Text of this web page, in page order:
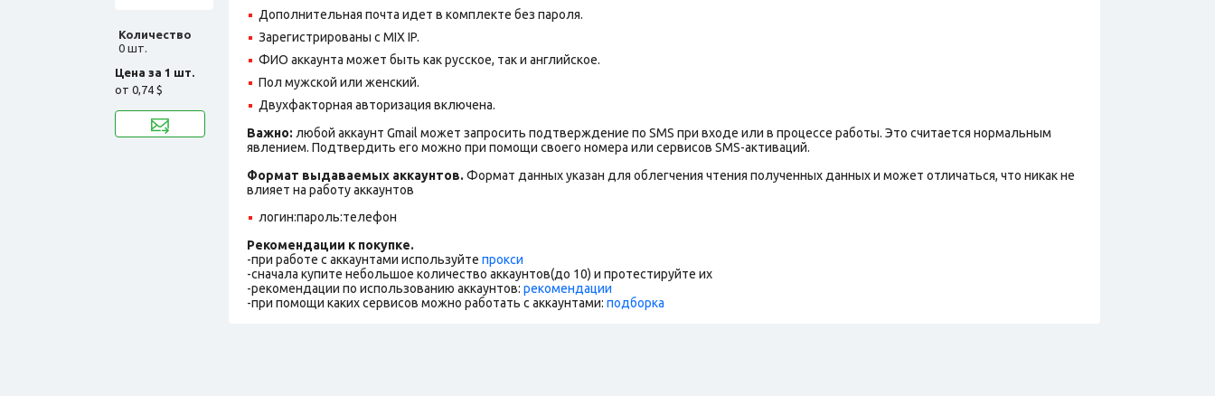
Количество
0 шт.
Цена за 1 шт.
от 0,74 $
Дополнительная почта идет в комплекте без пароля.
Зарегистрированы с MIX IP.
ФИО аккаунта может быть как русское, так и английское.
Пол мужской или женский.
Двухфакторная авторизация включена.
Важно: любой аккаунт Gmail может запросить подтверждение по SMS при входе или в процессе работы. Это считается нормальным
явлением. Подтвердить его можно при помощи своего номера или сервисов SMS-активаций.
Формат выдаваемых аккаунтов. Формат данных указан для облегчения чтения полученных данных и может отличаться, что никак не
влияет на работу аккаунтов
логин:пароль:телефон
Рекомендации к покупке.
-при работе с аккаунтами используйте прокси
-сначала купите небольшое количество аккаунтов(до 10) и протестируйте их
-рекомендации по использованию аккаунтов: рекомендации
-при помощи каких сервисов можно работать с аккаунтами: подборка